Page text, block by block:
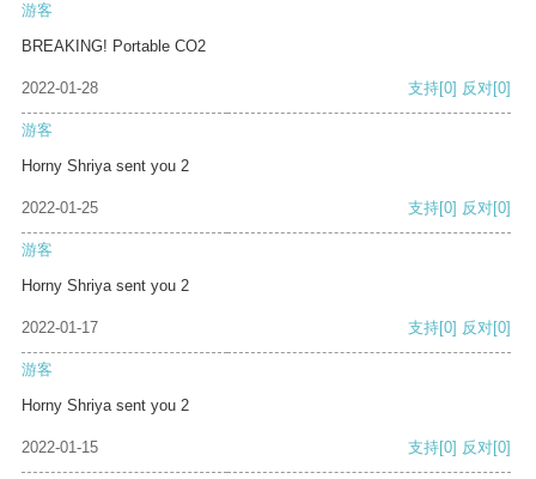
游客
BREAKING! Portable CO2
2022-01-28 支持[0] 反对[0]
游客
Horny Shriya sent you 2
2022-01-25 支持[0] 反对[0]
游客
Horny Shriya sent you 2
2022-01-17 支持[0] 反对[0]
游客
Horny Shriya sent you 2
2022-01-15 支持[0] 反对[0]